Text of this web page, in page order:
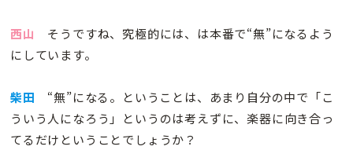
西山
そうですね、究極的には、は本番で“無”になるよう
にしています。
柴田 “無”になる。ということは、あまり自分の中で「こ
ういう人になろう」というのは考えずに、楽器に向き合っ
てるだけということでしょうか？